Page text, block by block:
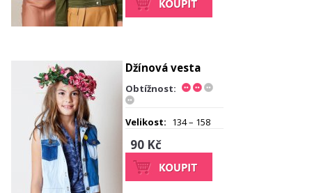
Džínová vesta
Obtížnost:
Velikost: 134 – 158
90 Kč